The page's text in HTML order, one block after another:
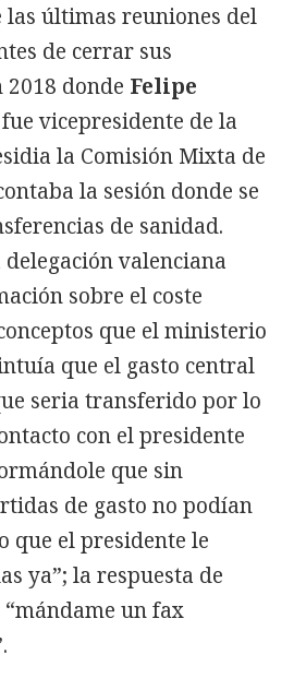
las últimas reuniones del
de cerrar sus
2018 donde Felipe
vicepresidente de la
la Comisión Mixta de
la sesión donde se
de sanidad.
valenciana
sobre el coste
que el ministerio
que el gasto central
seria transferido por lo
con el presidente
que sin
de gasto no podían
que el presidente le
ya”; la respuesta de
un fax